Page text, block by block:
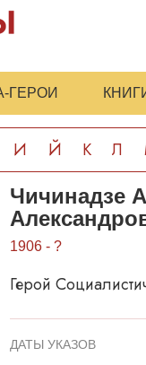
ГЕРОИ
И Й К Л
Чичинадзе
1906 - ?
Герой
ДАТЫ УКАЗОВ